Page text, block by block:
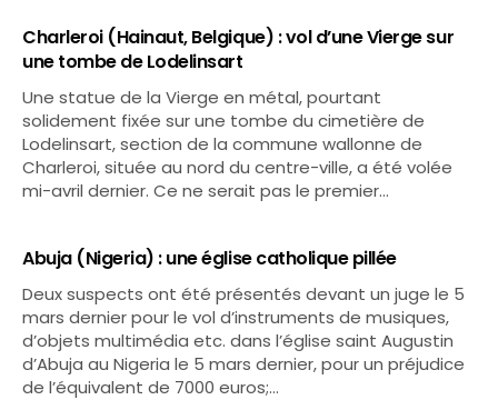
Charleroi (Hainaut, Belgique) : vol d’une Vierge sur
une tombe de Lodelinsart
Une statue de la Vierge en métal, pourtant
solidement fixée sur une tombe du cimetière de
Lodelinsart, section de la commune wallonne de
Charleroi, située au nord du centre-ville, a été volée
mi-avril dernier. Ce ne serait pas le premier…
Abuja (Nigeria) : une église catholique pillée
Deux suspects ont été présentés devant un juge le 5
mars dernier pour le vol d’instruments de musiques,
d’objets multimédia etc. dans l’église saint Augustin
d’Abuja au Nigeria le 5 mars dernier, pour un préjudice
de l’équivalent de 7000 euros;…